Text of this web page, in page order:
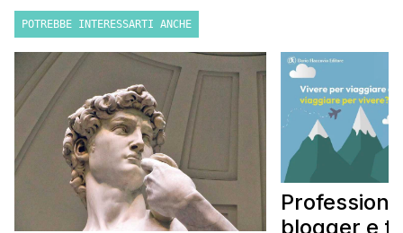
POTREBBE INTERESSARTI ANCHE
blogger e